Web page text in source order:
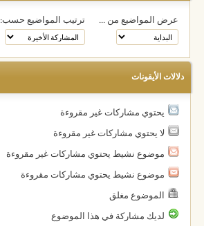
عرض المواضيع من ... ترتيب المواضيع حسب:
دلالات الأيقونات
يحتوي مشاركات غير مقروءة
لا يحتوي مشاركات غير مقروءة
موضوع نشيط يحتوي مشاركات غير مقروءة
موضوع نشيط يحتوي مشاركات مقروءة
الموضوع مغلق
لديك مشاركة في هذا الموضوع